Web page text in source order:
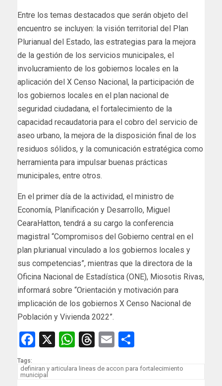
Entre los temas destacados que serán objeto del
encuentro se incluyen: la visión territorial del Plan
Plurianual del Estado, las estrategias para la mejora
de la gestión de los servicios municipales, el
involucramiento de los gobiernos locales en la
aplicación del X Censo Nacional, la participación de
los gobiernos locales en el plan nacional de
seguridad ciudadana, el fortalecimiento de la
capacidad recaudatoria para el cobro del servicio de
aseo urbano, la mejora de la disposición final de los
residuos sólidos, y la comunicación estratégica como
herramienta para impulsar buenas prácticas
municipales, entre otros.
En el primer día de la actividad, el ministro de
Economía, Planificación y Desarrollo, Miguel
CearaHatton, tendrá a su cargo la conferencia
magistral “Compromisos del Gobierno central en el
plan plurianual vinculado a los gobiernos locales y
sus competencias”, mientras que la directora de la
Oficina Nacional de Estadística (ONE), Miosotis Rivas,
informará sobre “Orientación y motivación para
implicación de los gobiernos X Censo Nacional de
Población y Vivienda 2022”.
Facebook
X WhatsApp
Threads
Email
Tags:
definiran y articulara lineas de accon para fortalecimiento
municipal